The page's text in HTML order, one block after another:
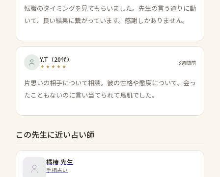
転職のタイミングを見てもらいました。先生の言う通りに動
いて、良い結果に繋がっています。感謝しかありません。
Y.T （20代） 3週間前
片思いの相手について相談。彼の性格や態度について、会っ
たこともないのに言い当てられて鳥肌でした。
この先生に近い占い師
橘椿 先生
手相占い